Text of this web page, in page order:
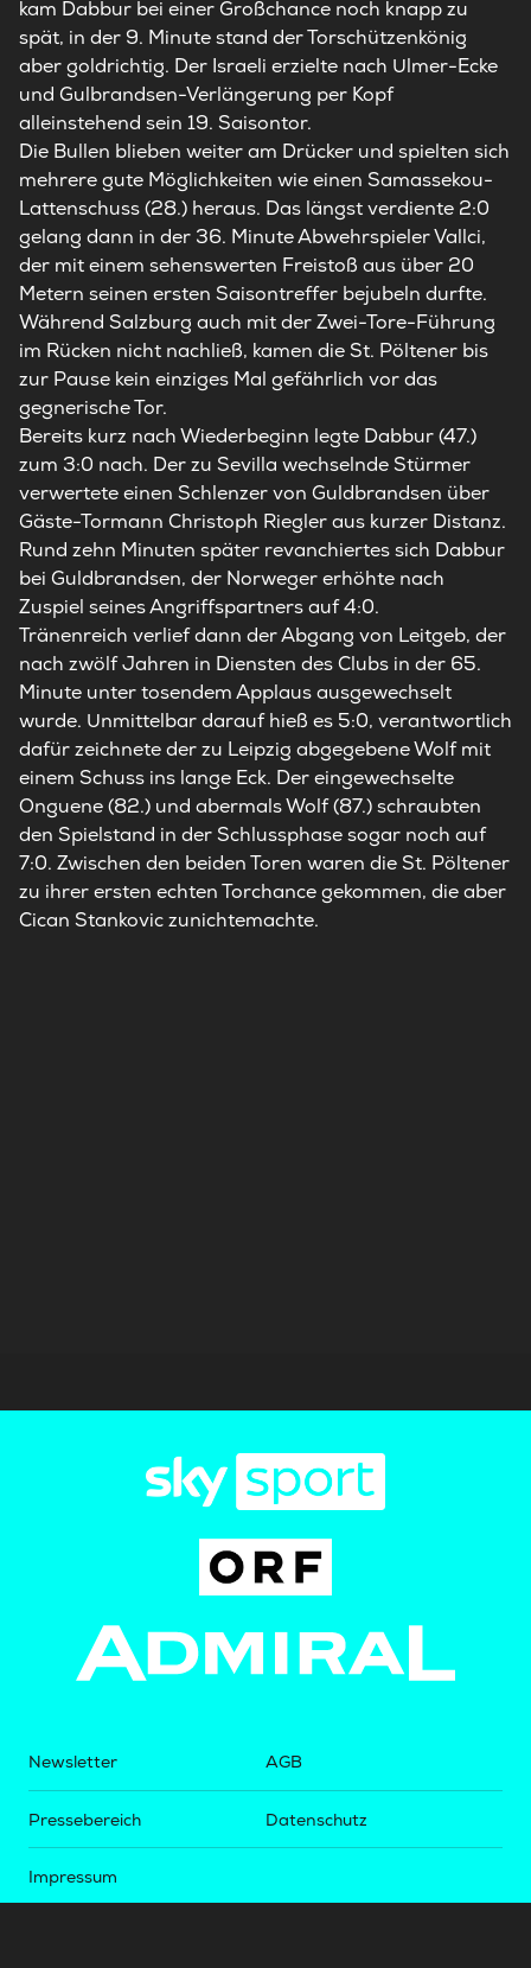
kam Dabbur bei einer Großchance noch knapp zu
spät, in der 9. Minute stand der Torschützenkönig
aber goldrichtig. Der Israeli erzielte nach Ulmer-Ecke
und Gulbrandsen-Verlängerung per Kopf
alleinstehend sein 19. Saisontor.
Die Bullen blieben weiter am Drücker und spielten sich
mehrere gute Möglichkeiten wie einen Samassekou-
Lattenschuss (28.) heraus. Das längst verdiente 2:0
gelang dann in der 36. Minute Abwehrspieler Vallci,
der mit einem sehenswerten Freistoß aus über 20
Metern seinen ersten Saisontreffer bejubeln durfte.
Während Salzburg auch mit der Zwei-Tore-Führung
im Rücken nicht nachließ, kamen die St. Pöltener bis
zur Pause kein einziges Mal gefährlich vor das
gegnerische Tor.
Bereits kurz nach Wiederbeginn legte Dabbur (47.)
zum 3:0 nach. Der zu Sevilla wechselnde Stürmer
verwertete einen Schlenzer von Guldbrandsen über
Gäste-Tormann Christoph Riegler aus kurzer Distanz.
Rund zehn Minuten später revanchiertes sich Dabbur
bei Guldbrandsen, der Norweger erhöhte nach
Zuspiel seines Angriffspartners auf 4:0.
Tränenreich verlief dann der Abgang von Leitgeb, der
nach zwölf Jahren in Diensten des Clubs in der 65.
Minute unter tosendem Applaus ausgewechselt
wurde. Unmittelbar darauf hieß es 5:0, verantwortlich
dafür zeichnete der zu Leipzig abgegebene Wolf mit
einem Schuss ins lange Eck. Der eingewechselte
Onguene (82.) und abermals Wolf (87.) schraubten
den Spielstand in der Schlussphase sogar noch auf
7:0. Zwischen den beiden Toren waren die St. Pöltener
zu ihrer ersten echten Torchance gekommen, die aber
Cican Stankovic zunichtemachte.
Newsletter
Pressebereich
Impressum
AGB
Datenschutz